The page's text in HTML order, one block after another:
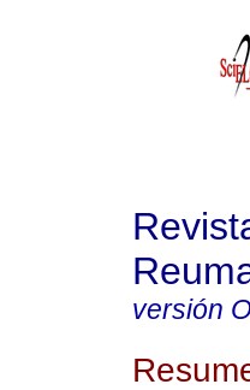
versión